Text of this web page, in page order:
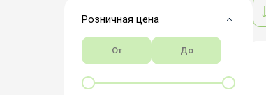
Розничная цена